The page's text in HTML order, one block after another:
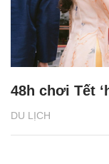
DU LỊCH
48h chơi Tết